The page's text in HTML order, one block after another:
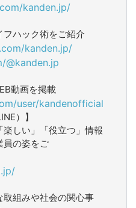
kanden.jp/
ハック術をご紹介
kanden.jp/
動画を掲載
user/kandenofficial
）】
しい」「役立つ」情報
員の姿をご
組みや社会の関心事